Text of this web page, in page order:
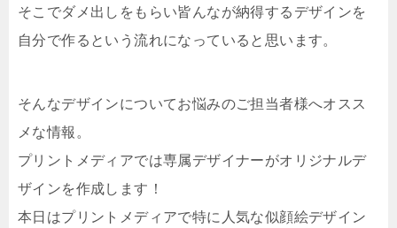
そこでダメ出しをもらい皆んなが納得するデザインを
自分で作るという流れになっていると思います。
そんなデザインについてお悩みのご担当者様へオスス
メな情報。
プリントメディアでは専属デザイナーがオリジナルデ
ザインを作成します！
本日はプリントメディアで特に人気な似顔絵デザイン